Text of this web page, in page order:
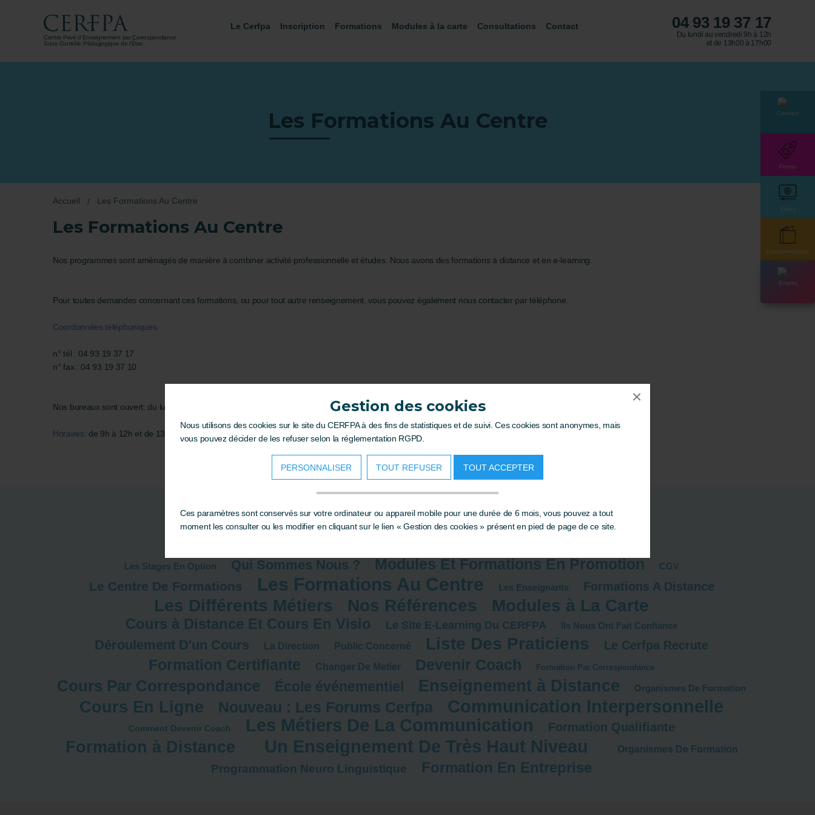
Gestion des cookies
Nous utilisons des cookies sur le site du CERFPA à des fins de statistiques et de suivi. Ces cookies sont anonymes, mais
vous pouvez décider de les refuser selon la réglementation RGPD.
PERSONNALISER TOUT REFUSER TOUT ACCEPTER
Ces paramètres sont conservés sur votre ordinateur ou appareil mobile pour une durée de 6 mois, vous pouvez a tout
moment les consulter ou les modifier en cliquant sur le lien « Gestion des cookies » présent en pied de page de ce site.
×
Centre Privé d'Enseignement par Correspondance
Sous Contrôle Pédagogique de l’État
Le Cerfpa Inscription Formations Modules à la carte Consultations Contact 04 93 19 37 17
Du lundi au vendredi 9h à 12h
et de 13h00 à 17h00
Contact
Promo
Vidéo
Documentation
Emploi
Les Formations Au Centre
Accueil Les Formations Au Centre
Les Formations Au Centre
Nos programmes sont aménagés de manière à combiner activité professionnelle et études. Nous avons des formations à distance et en e-learning.
Pour toutes demandes concernant ces formations, ou pour tout autre renseignement, vous pouvez également nous contacter par téléphone.
Coordonnées téléphoniques
n° tél : 04 93 19 37 17
n° fax : 04 93 19 37 10
Nos bureaux sont ouvert: du lundi au vendredi (sauf jours fériés)
Horaires: de 9h à 12h et de 13h à 17h
VOIR AUSSI
Les Stages En Option Qui Sommes Nous ? Modules Et Formations En Promotion CGV
Le Centre De Formations Les Formations Au Centre Les Enseignants Formations A Distance
Les Différents Métiers Nos Références Modules à La Carte
Cours à Distance Et Cours En Visio Le Site E-Learning Du CERFPA Ils Nous Ont Fait Confiance
Déroulement D'un Cours La Direction Public Concerné Liste Des Praticiens Le Cerfpa Recrute
Formation Certifiante Changer De Metier Devenir Coach Formation Par Correspondance
Cours Par Correspondance École événementiel Enseignement à Distance Organismes De Formation
Cours En Ligne Nouveau : Les Forums Cerfpa Communication Interpersonnelle
Comment Devenir Coach Les Métiers De La Communication Formation Qualifiante
Formation à Distance Un Enseignement De Très Haut Niveau Organismes De Formation
Programmation Neuro Linguistique Formation En Entreprise